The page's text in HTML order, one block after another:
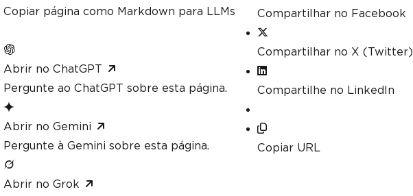
Copiar página como Markdown para LLMs
Abrir no ChatGPT
Pergunte ao ChatGPT sobre esta página.
Abrir no Gemini
Pergunte à Gemini sobre esta página.
Abrir no Grok
Compartilhar no Facebook
Compartilhar no X (Twitter)
Compartilhe no LinkedIn
Copiar URL